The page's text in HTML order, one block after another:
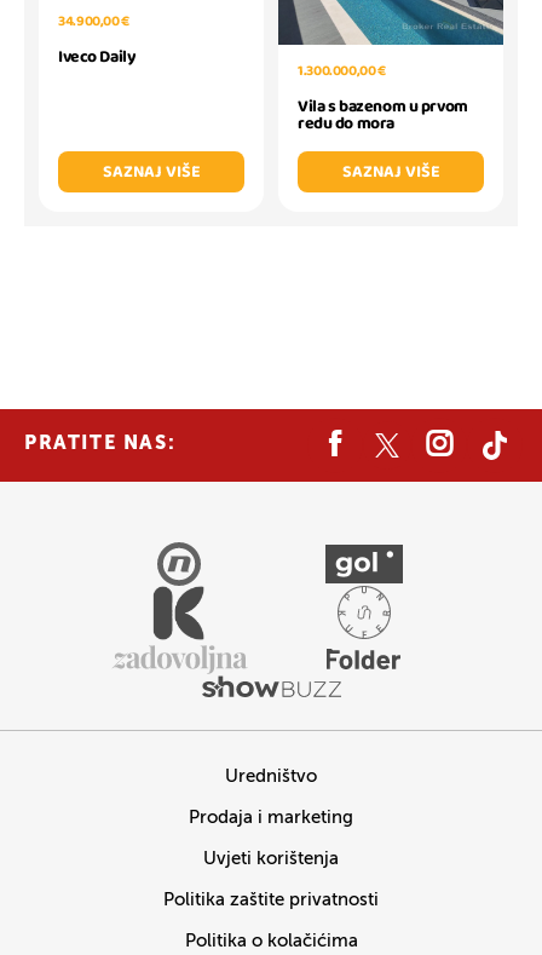
34.900,00 €
Iveco Daily
SAZNAJ VIŠE
1.300.000,00 €
Vila s bazenom u prvom
redu do mora
SAZNAJ VIŠE
PRATITE NAS:
Uredništvo
Prodaja i marketing
Uvjeti korištenja
Politika zaštite privatnosti
Politika o kolačićima